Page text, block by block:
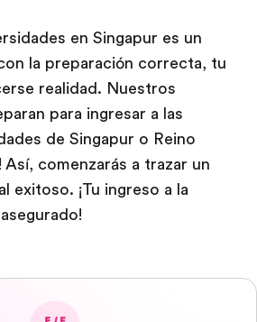
en Singapur es un
la preparación correcta, tu
realidad. Nuestros
para ingresar a las
de Singapur o Reino
Así, comenzarás a trazar un
exitoso. ¡Tu ingreso a la